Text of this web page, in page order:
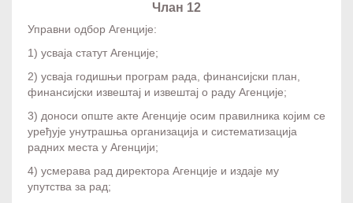
Члан 12
Управни одбор Агенције:
1) усваја статут Агенције;
2) усваја годишњи програм рада, финансијски план,
финансијски извештај и извештај о раду Агенције;
3) доноси опште акте Агенције осим правилника којим се
уређује унутрашња организација и систематизација
радних места у Агенцији;
4) усмерава рад директора Агенције и издаје му
упутства за рад;